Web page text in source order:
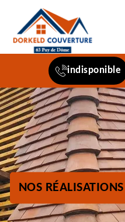
indisponible
NOS RÉALISATIONS